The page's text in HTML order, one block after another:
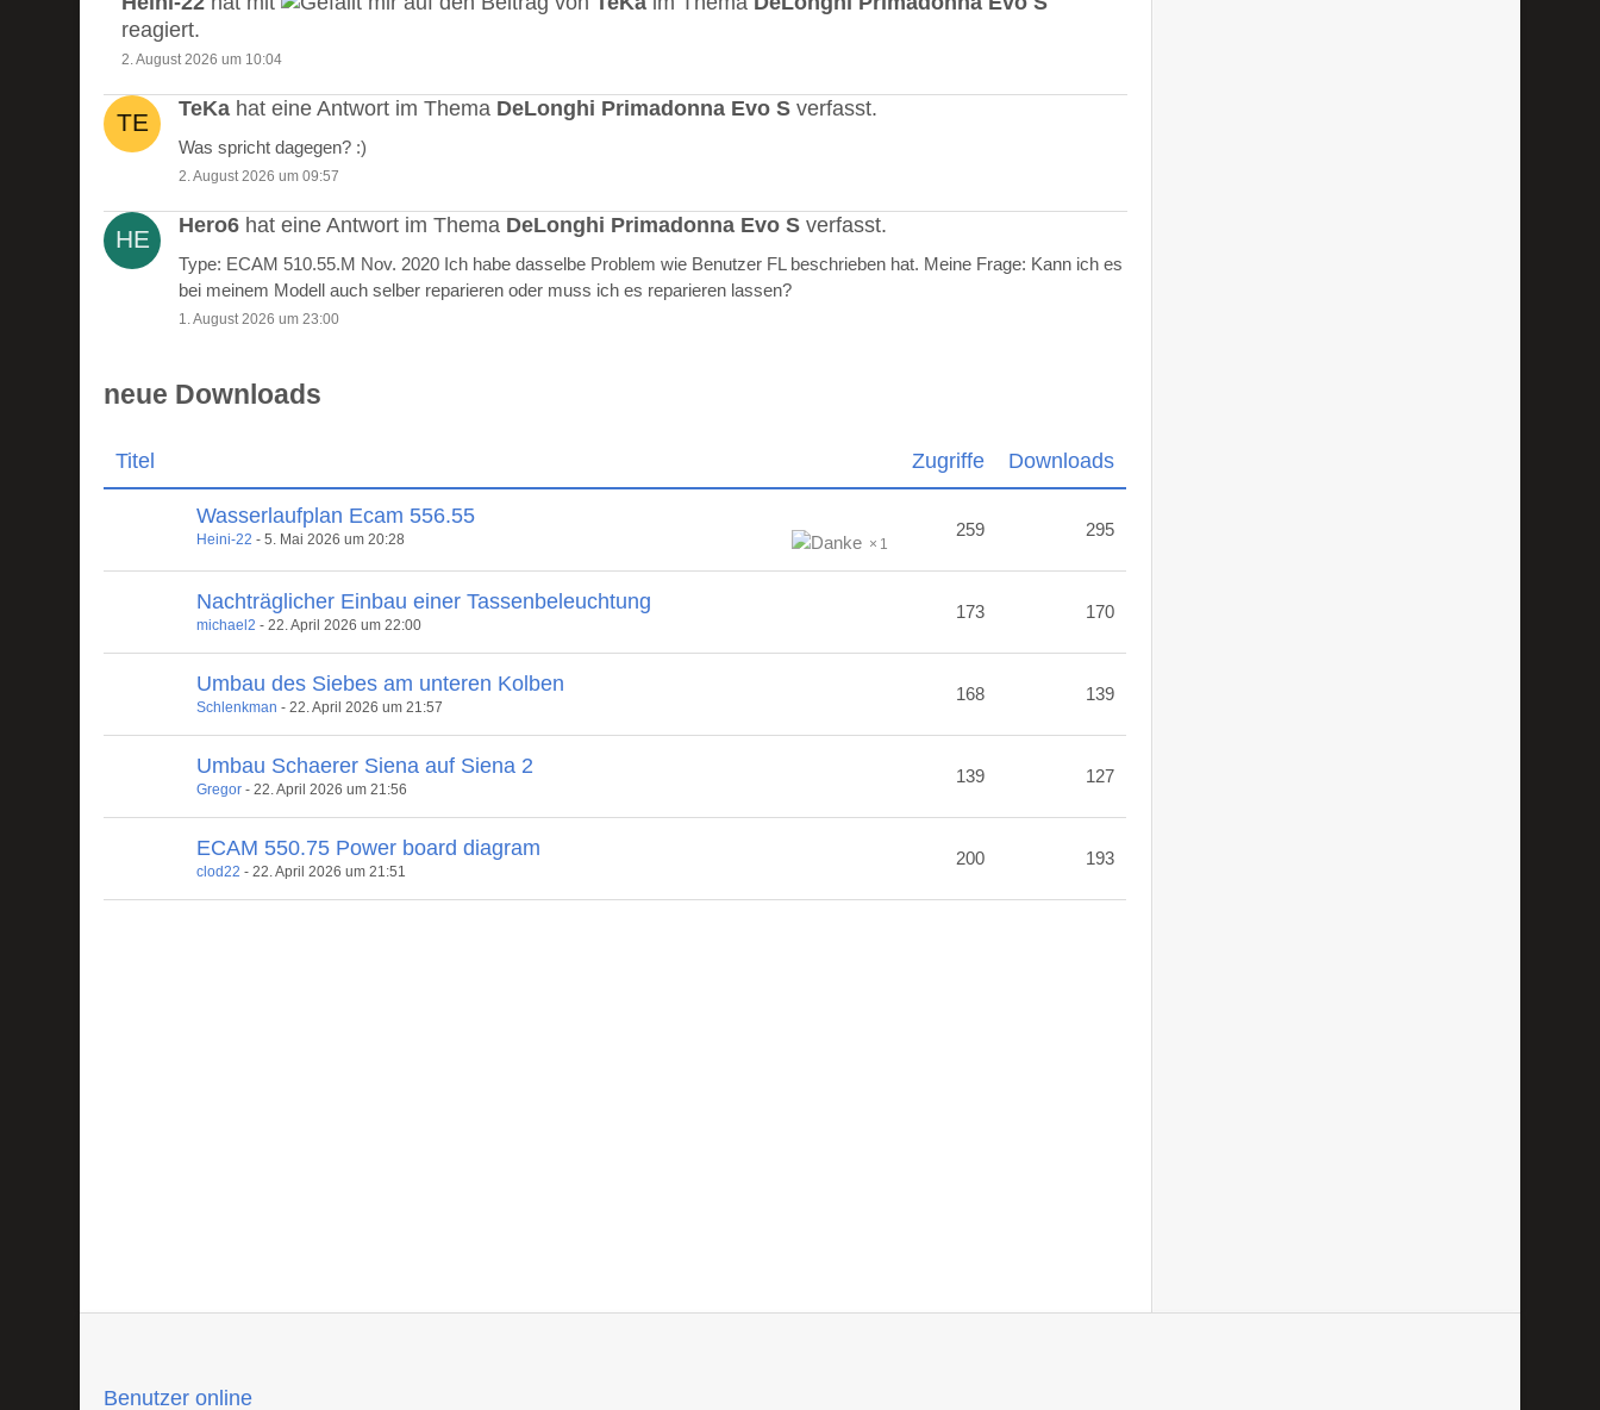
reagiert.
2. August 2026 um 10:04
TeKa hat eine Antwort im Thema DeLonghi Primadonna Evo S verfasst.
Was spricht dagegen? :)
2. August 2026 um 09:57
Hero6 hat eine Antwort im Thema DeLonghi Primadonna Evo S verfasst.
Type: ECAM 510.55.M Nov. 2020 Ich habe dasselbe Problem wie Benutzer FL beschrieben hat. Meine Frage: Kann ich es
bei meinem Modell auch selber reparieren oder muss ich es reparieren lassen?
1. August 2026 um 23:00
neue Downloads
Titel Zugriffe Downloads
Wasserlaufplan Ecam 556.55
1
Heini-22 -5. Mai 2026 um 20:28 259 295
Nachträglicher Einbau einer Tassenbeleuchtung
michael2 -22. April 2026 um 22:00
173 170
Umbau des Siebes am unteren Kolben
Schlenkman -22. April 2026 um 21:57
168 139
Umbau Schaerer Siena auf Siena 2
Gregor -22. April 2026 um 21:56
139 127
ECAM 550.75 Power board diagram
clod22 -22. April 2026 um 21:51
200 193
Benutzer online